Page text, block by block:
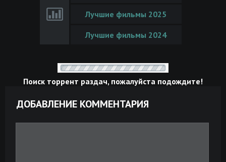
Лучшие фильмы 2025
Лучшие фильмы 2024
Поиск торрент раздач, пожалуйста подождите!
ДОБАВЛЕНИЕ КОММЕНТАРИЯ